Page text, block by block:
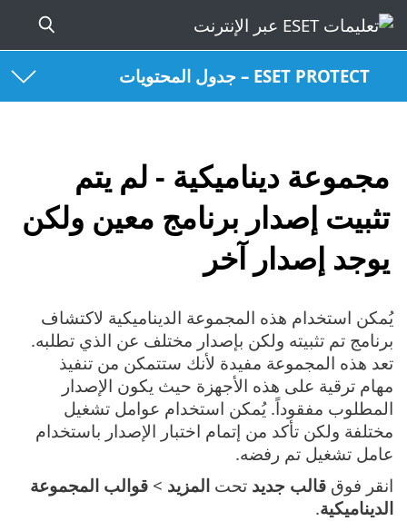
ESET PROTECT – جدول المحتويات
مجموعة ديناميكية - لم يتم
تثبيت إصدار برنامج معين ولكن
يوجد إصدار آخر
يُمكن استخدام هذه المجموعة الديناميكية لاكتشاف
برنامج تم تثبيته ولكن بإصدار مختلف عن الذي تطلبه.
تعد هذه المجموعة مفيدة لأنك ستتمكن من تنفيذ
مهام ترقية على هذه الأجهزة حيث يكون الإصدار
المطلوب مفقوداً. يُمكن استخدام عوامل تشغيل
مختلفة ولكن تأكد من إتمام اختبار الإصدار باستخدام
عامل تشغيل تم رفضه.
انقر فوق قالب جديد تحت المزيد > قوالب المجموعة
الديناميكية.